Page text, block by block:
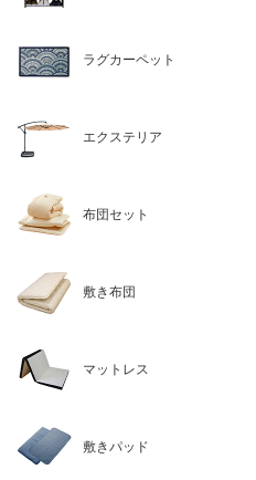
ラグカーペット
エクステリア
布団セット
敷き布団
マットレス
敷きパッド